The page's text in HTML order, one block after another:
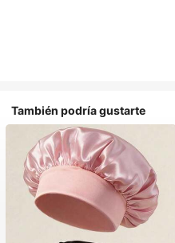
También podría gustarte